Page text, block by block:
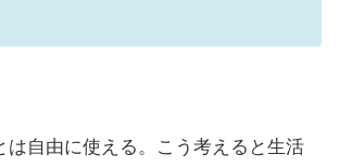
は自由に使える。こう考えると生活